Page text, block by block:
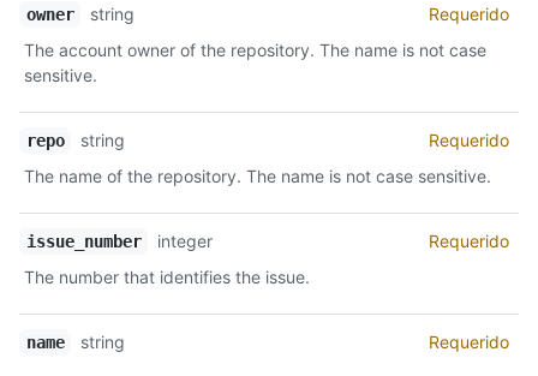
Nombre,
Descripción
owner string
Requerido
The account owner of the repository. The name is not case
sensitive.
repo string
Requerido
The name of the repository. The name is not case sensitive.
issue_number integer
Requerido
The number that identifies the issue.
name string Requerido